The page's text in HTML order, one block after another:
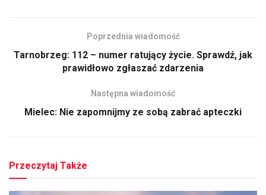
Poprzednia wiadomość
Tarnobrzeg: 112 – numer ratujący życie. Sprawdź, jak
prawidłowo zgłaszać zdarzenia
Następna wiadomość
Mielec: Nie zapomnijmy ze sobą zabrać apteczki
Przeczytaj Także